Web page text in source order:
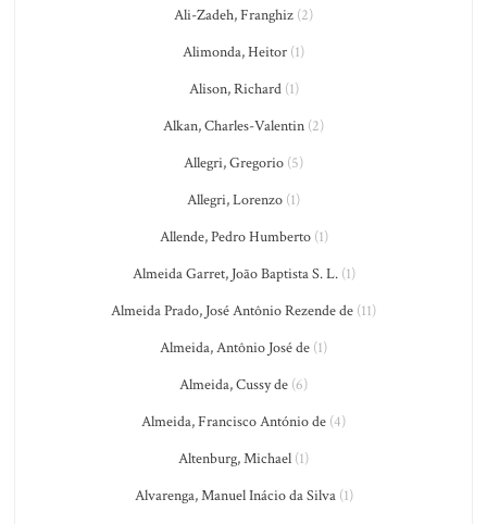
Ali-Zadeh, Franghiz (2)
Alimonda, Heitor (1)
Alison, Richard(1)
Alkan, Charles-Valentin (2)
Allegri, Gregorio (5)
Allegri, Lorenzo (1)
Allende, Pedro Humberto(1)
Almeida Garret, João Baptista S. L.(1)
Almeida Prado, José Antônio Rezende de (11)
Almeida, Antônio José de (1)
Almeida, Cussy de (6)
Almeida, Francisco António de (4)
Altenburg, Michael (1)
Alvarenga, Manuel Inácio da Silva(1)